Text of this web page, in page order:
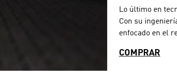
Lo último en
Con su
enfocado en el
COMPRAR